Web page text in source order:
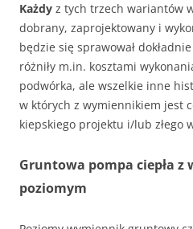
Każdy z tych trzech wariantów
dobrany, zaprojektowany i
będzie się sprawował dokładnie
różniły m.in. kosztami
podwórka, ale wszelkie inne
w których z wymiennikiem jest
kiepskiego projektu i/lub złego
Gruntowa pompa ciepła
poziomym